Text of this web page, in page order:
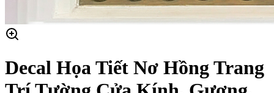
Decal Họa Tiết Nơ Hồng Trang